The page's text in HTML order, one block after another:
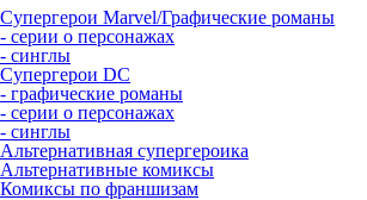
Супергерои Marvel/Графические романы
- серии о персонажах
- синглы
Супергерои DC
- графические романы
- серии о персонажах
- синглы
Альтернативная супергероика
Альтернативные комиксы
Комиксы по франшизам